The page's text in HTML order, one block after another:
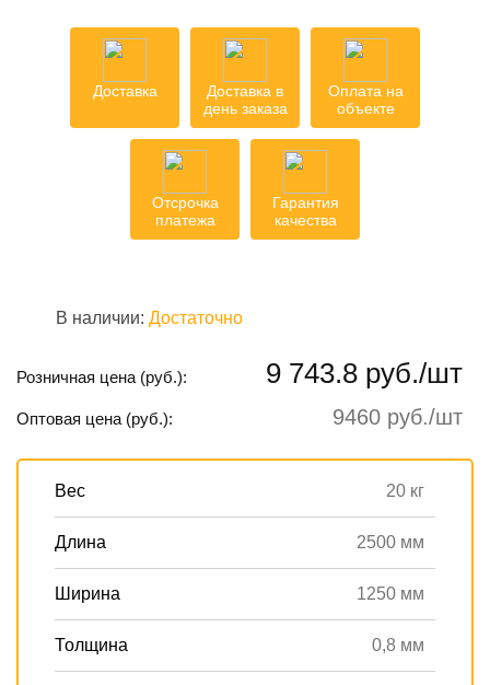
Доставка
Доставка в
день заказа
Оплата на
объекте
Отсрочка
платежа
Гарантия
качества
В наличии: Достаточно
Розничная цена (руб.): 9 743.8 руб./шт
Оптовая цена (руб.): 9460 руб./шт
Вес 20 кг
Длина 2500 мм
Ширина 1250 мм
Толщина 0,8 мм